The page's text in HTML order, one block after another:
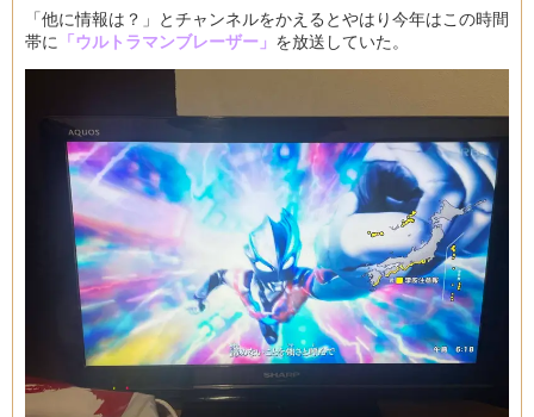
「他に情報は？」とチャンネルをかえるとやはり今年はこの時間
帯に 「ウルトラマンブレーザー」 を放送していた。